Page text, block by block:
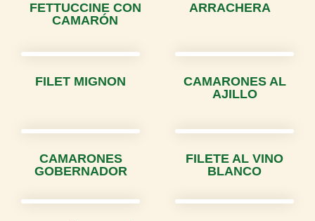
FETTUCCINE CON
CAMARÓN
ARRACHERA
FILET MIGNON
CAMARONES AL
AJILLO
CAMARONES
GOBERNADOR
FILETE AL VINO
BLANCO